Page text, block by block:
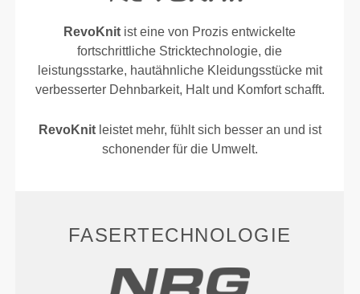
RevoKnit ist eine von Prozis entwickelte
fortschrittliche Stricktechnologie, die
leistungsstarke, hautähnliche Kleidungsstücke mit
verbesserter Dehnbarkeit, Halt und Komfort schafft.
RevoKnitleistet mehr, fühlt sich besser an und ist
schonender für die Umwelt.
FASERTECHNOLOGIE